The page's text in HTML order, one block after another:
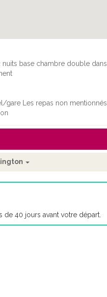
base chambre double dans
gare Les repas non
de 40 jours avant votre départ.